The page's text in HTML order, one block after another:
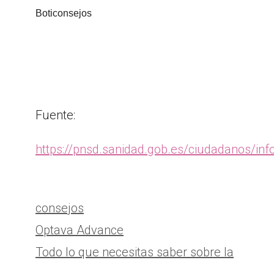
Boticonsejos
Fuente:
https://pnsd.sanidad.gob.es/ciudadanos/
Categorías
consejos
Optava Advance
Todo lo que necesitas saber sobre la